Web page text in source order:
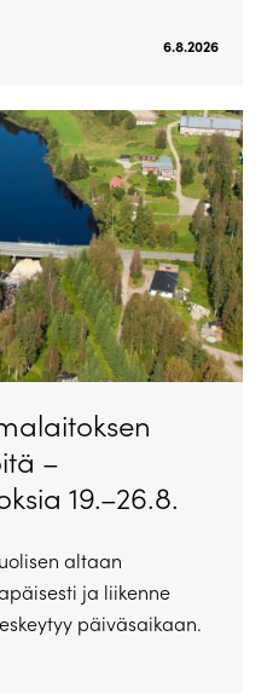
6.8.2026
–
19.–26.8.
altaan
ja liikenne
päiväsaikaan.